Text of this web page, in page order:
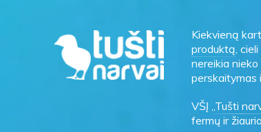
Kiekvieną
produktą ,
nereikia
perskaitymas
VŠĮ „Tušti
fermų ir